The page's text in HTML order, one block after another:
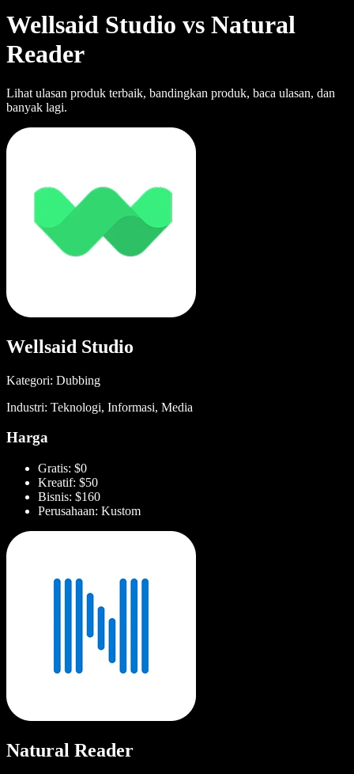
Wellsaid Studio vs Natural
Reader
Lihat ulasan produk terbaik, bandingkan produk, baca ulasan, dan
banyak lagi.
Wellsaid Studio
Kategori: Dubbing
Industri: Teknologi, Informasi, Media
Harga
Gratis: $0
Kreatif: $50
Bisnis: $160
Perusahaan: Kustom
Natural Reader